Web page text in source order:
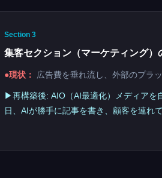
Section 3
集客セクション（マーケティング）
●現状： 広告費を垂れ流し、外部のプラ
▶再構築後: AIO（AI最適化）メディアを
日、AIが勝手に記事を書き、顧客を連れ